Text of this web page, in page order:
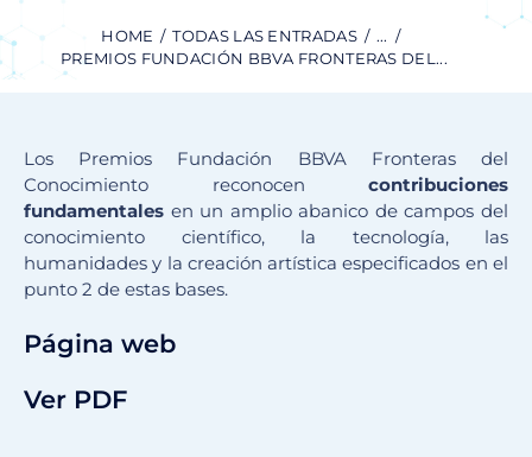
HOME TODAS LAS ENTRADAS
...
PREMIOS FUNDACIÓN BBVA FRONTERAS DEL...
Los Premios Fundación BBVA Fronteras del
Conocimiento reconocen contribuciones
fundamentales en un amplio abanico de campos del
conocimiento científico, la tecnología, las
humanidades y la creación artística especificados en el
punto 2 de estas bases.
Página web
Ver PDF